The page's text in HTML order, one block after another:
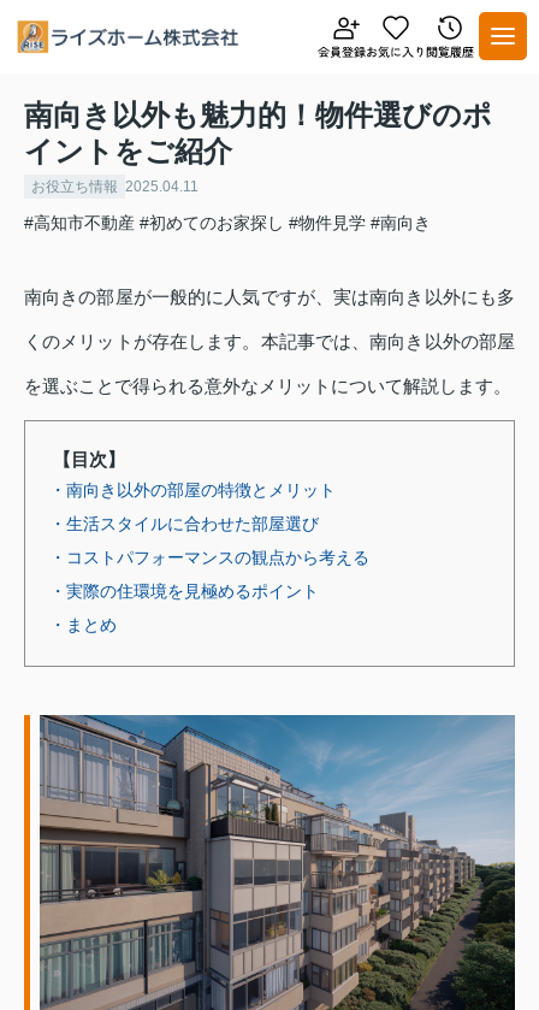
南向き以外も魅力的！物件選びのポ
イントをご紹介
お役立ち情報 2025.04.11
#高知市不動産 #初めてのお家探し #物件見学 #南向き
南向きの部屋が一般的に人気ですが、実は南向き以外にも多
くのメリットが存在します。本記事では、南向き以外の部屋
を選ぶことで得られる意外なメリットについて解説します。
【目次】
・南向き以外の部屋の特徴とメリット
・生活スタイルに合わせた部屋選び
・コストパフォーマンスの観点から考える
・実際の住環境を見極めるポイント
・まとめ